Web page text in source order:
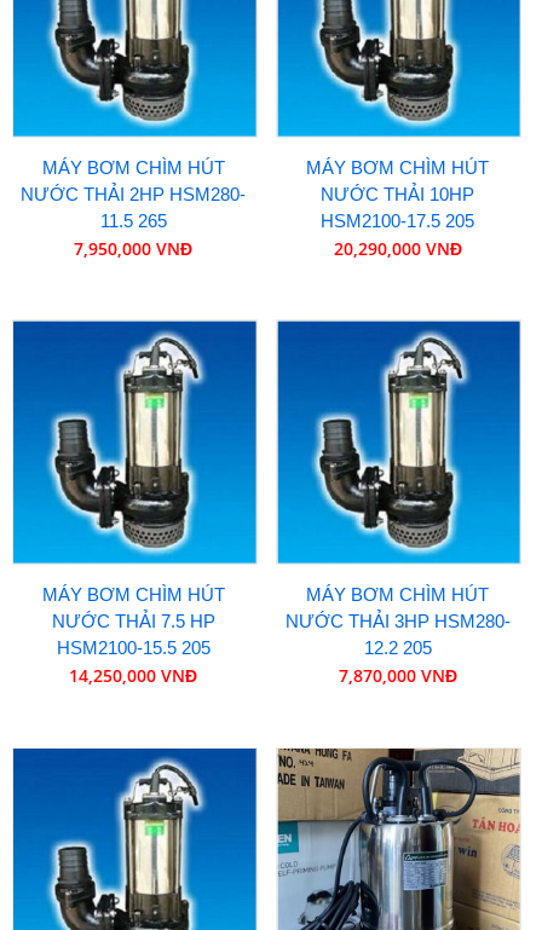
MÁY BƠM CHÌM HÚT
NƯỚC THẢI 2HP HSM280-
11.5 265
7,950,000 VNĐ
MÁY BƠM CHÌM HÚT
NƯỚC THẢI 10HP
HSM2100-17.5 205
20,290,000 VNĐ
MÁY BƠM CHÌM HÚT
NƯỚC THẢI 7.5 HP
HSM2100-15.5 205
14,250,000 VNĐ
MÁY BƠM CHÌM HÚT
NƯỚC THẢI 3HP HSM280-
12.2 205
7,870,000 VNĐ